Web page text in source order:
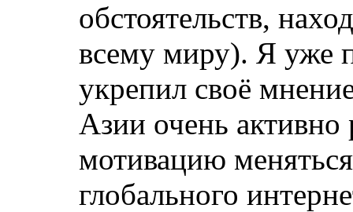
обстоятельств,
всему миру). Я уже
укрепил своё
Азии очень
мотивацию
глобального